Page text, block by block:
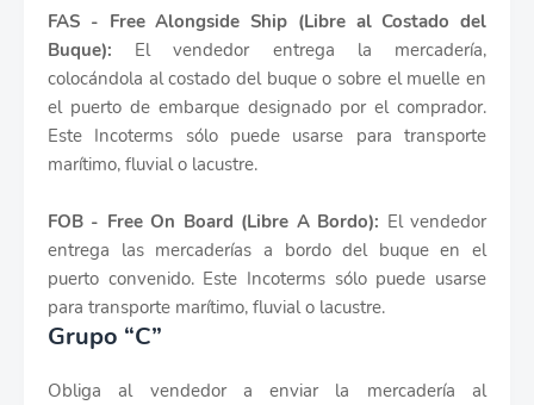
FAS - Free Alongside Ship (Libre al Costado del
Buque): El vendedor entrega la mercadería,
colocándola al costado del buque o sobre el muelle en
el puerto de embarque designado por el comprador.
Este Incoterms sólo puede usarse para transporte
marítimo, fluvial o lacustre.
FOB - Free On Board (Libre A Bordo): El vendedor
entrega las mercaderías a bordo del buque en el
puerto convenido. Este Incoterms sólo puede usarse
para transporte marítimo, fluvial o lacustre.
Grupo “C”
Obliga al vendedor a enviar la mercadería al